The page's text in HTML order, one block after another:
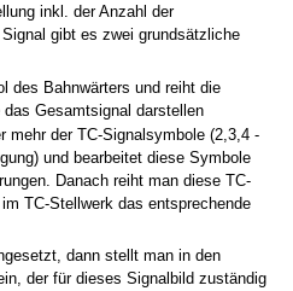
inkl. der Anzahl der
gibt es zwei grundsätzliche
des Bahnwärters und reiht die
Gesamtsignal darstellen
mehr der TC-Signalsymbole (2,3,4 -
und bearbeitet diese Symbole
Danach reiht man diese TC-
TC-Stellwerk das entsprechende
dann stellt man in den
der für dieses Signalbild zuständig